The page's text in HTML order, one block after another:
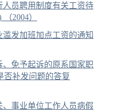
人员聘用制度有关工资待
2004）
发加班加点工资的通知
免予起诉的原系国家职
否补发问题的答复
事业单位工作人员病假